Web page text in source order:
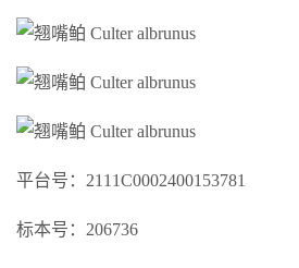
平台号：2111C0002400153781
标本号：206736